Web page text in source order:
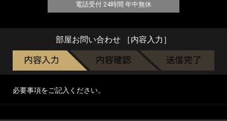
電話受付 24時間 年中無休
部屋お問い合わせ ［内容入力］
必要事項をご記入ください。